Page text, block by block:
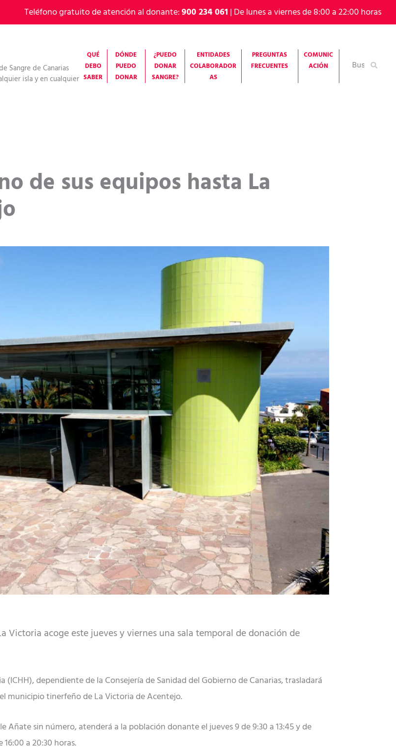
Teléfono gratuito de atención al donante:900 234 061 | De lunes a viernes de 8:00 a 22:00 horas
Sangre de Canarias
isla y en cualquier
QUÉ
DEBO
SABER
DÓNDE
PUEDO
DONAR
¿PUEDO
DONAR
SANGRE?
ENTIDADES
COLABORADOR
AS
PREGUNTAS
FRECUENTES
COMUNIC
ACIÓN
Buscar
de sus equipos hasta La
Victoria acoge este jueves y viernes una sala temporal de donación de
dependiente de la Consejería de Sanidad del Gobierno de Canarias, trasladará
municipio tinerfeño de La Victoria de Acentejo.
Añate sin número, atenderá a la población donante el jueves 9 de 9:30 a 13:45 y de
16:00 a 20:30 horas.